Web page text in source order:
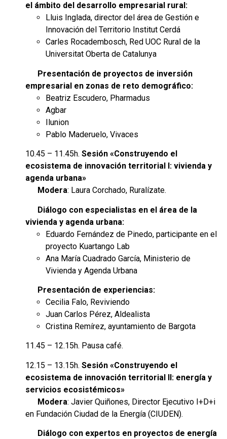
el ámbito del desarrollo empresarial rural:
Lluis Inglada, director del área de Gestión e
Innovación del Territorio Institut Cerdá
Carles Rocadembosch, Red UOC Rural de la
Universitat Oberta de Catalunya
Presentación de proyectos de inversión
empresarial en zonas de reto demográfico:
Beatriz Escudero, Pharmadus
Agbar
Ilunion
Pablo Maderuelo, Vivaces
10.45 – 11.45h. Sesión «Construyendo el
ecosistema de innovación territorial I: vivienda y
agenda urbana»
Modera: Laura Corchado, Ruralízate.
Diálogo con especialistas en el área de la
vivienda y agenda urbana:
Eduardo Fernández de Pinedo, participante en el
proyecto Kuartango Lab
Ana María Cuadrado García, Ministerio de
Vivienda y Agenda Urbana
Presentación de experiencias:
Cecilia Falo, Reviviendo
Juan Carlos Pérez, Aldealista
Cristina Remírez, ayuntamiento de Bargota
11.45 – 12.15h. Pausa café.
12.15 – 13.15h. Sesión «Construyendo el
ecosistema de innovación territorial II: energía y
servicios ecosistémicos»
Modera: Javier Quiñones, Director Ejecutivo I+D+i
en Fundación Ciudad de la Energía (CIUDEN).
Diálogo con expertos en proyectos de energía